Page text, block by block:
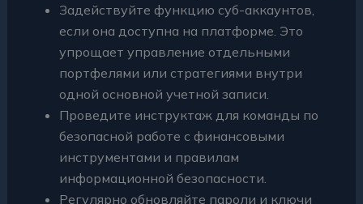
Задействуйте функцию суб-аккаунтов,
если она доступна на платформе. Это
упрощает управление отдельными
портфелями или стратегиями внутри
одной основной учетной записи.
Проведите инструктаж для команды по
безопасной работе с финансовыми
инструментами и правилам
информационной безопасности.
Регулярно обновляйте пароли и ключи